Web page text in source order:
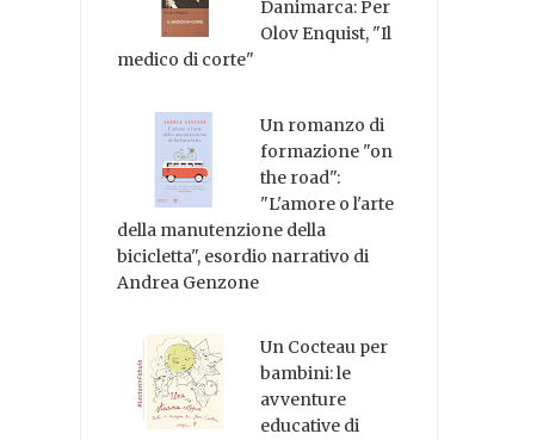
Danimarca: Per
Olov Enquist, "Il
medico di corte"
Un romanzo di
formazione "on
the road":
"L'amore o l'arte
della manutenzione della
bicicletta", esordio narrativo di
Andrea Genzone
Un Cocteau per
bambini: le
avventure
educative di